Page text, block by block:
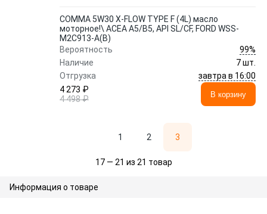
COMMA 5W30 X-FLOW TYPE F (4L) масло
моторное!\ ACEA A5/B5, API SL/CF, FORD WSS-
M2C913-A(В)
Вероятность
99%
Наличие
7 шт.
Отгрузка
завтра в 16:00
4 273 ₽
4 498 ₽
В корзину
1 2 3
17 — 21 из 21 товар
Информация о товаре